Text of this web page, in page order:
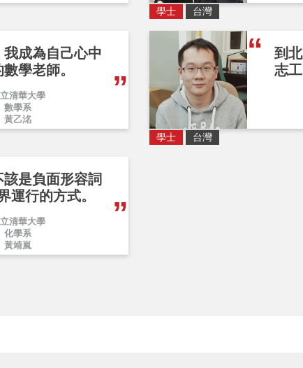
學士 台灣
我成為自己心中
學老師。
清華大學
數學系
黃乙洺
到
志
學士 台灣
該是負面形容詞
運行的方式。
清華大學
化學系
黃靖嵐